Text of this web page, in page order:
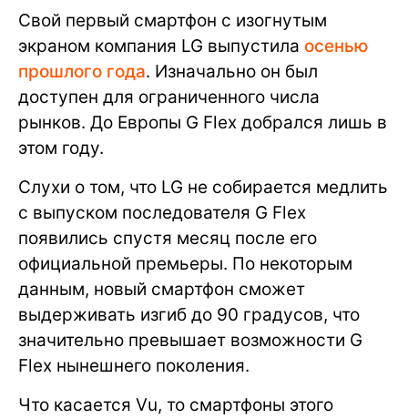
Свой первый смартфон с изогнутым
экраном компания LG выпустила осенью
прошлого года. Изначально он был
доступен для ограниченного числа
рынков. До Европы G Flex добрался лишь в
этом году.
Слухи о том, что LG не собирается медлить
с выпуском последователя G Flex
появились спустя месяц после его
официальной премьеры. По некоторым
данным, новый смартфон сможет
выдерживать изгиб до 90 градусов, что
значительно превышает возможности G
Flex нынешнего поколения.
Что касается Vu, то смартфоны этого